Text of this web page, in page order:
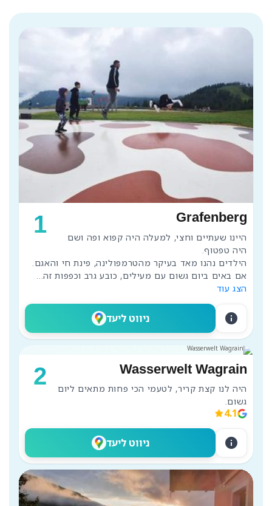
1 Grafenberg
אם באים ביום גשום עם מעילים, כובע גרב וכפפות זה...
הצג עוד
ניווט ליעד info
2 Wasserwelt Wagrain
גשום.
4.1
ניווט ליעד info